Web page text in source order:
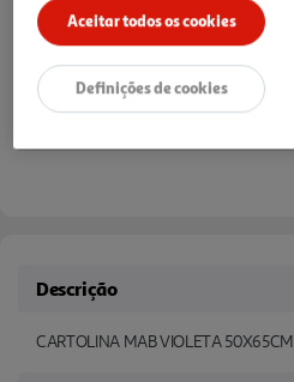
Notas de preparação
Descrição
CARTOLINA MAB VIOLETA 50X65CM
Aceitar todos os cookies
Definições de cookies